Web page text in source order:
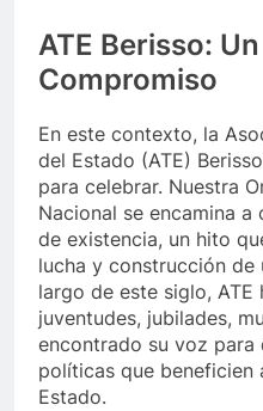
ATE Berisso:
Compromiso
En este contexto, la
del Estado (ATE)
para celebrar. Nuestra
Nacional se encamina a
de existencia, un hito
lucha y construcción de
largo de este siglo,
juventudes, jubilades,
encontrado su voz
políticas que beneficien
Estado.